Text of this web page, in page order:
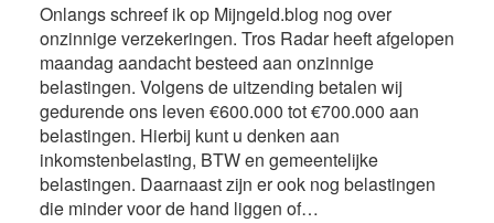
Onlangs schreef ik op Mijngeld.blog nog over
onzinnige verzekeringen. Tros Radar heeft afgelopen
maandag aandacht besteed aan onzinnige
belastingen. Volgens de uitzending betalen wij
gedurende ons leven €600.000 tot €700.000 aan
belastingen. Hierbij kunt u denken aan
inkomstenbelasting, BTW en gemeentelijke
belastingen. Daarnaast zijn er ook nog belastingen
die minder voor de hand liggen of…